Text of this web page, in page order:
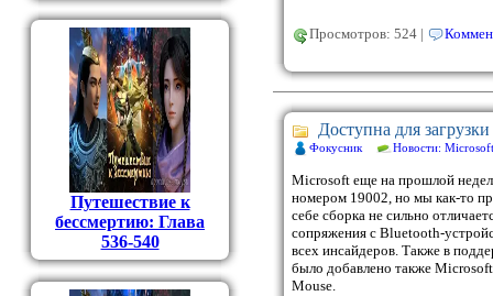
Путешествие к
бессмертию: Глава
536-540
Просмотров: 524 |
Доступна для
Фокусник Новости: Microsoft
Microsoft еще на прошлой
номером 19002, но мы как-то
себе сборка не сильно
сопряжения с Bluetooth-
всех инсайдеров. Также в
было добавлено также
Mouse.